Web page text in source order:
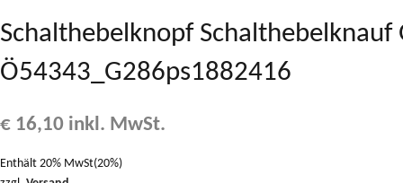
Schalthebelknopf
Ö54343_G286ps1882416
€ 16,10 inkl. MwSt.
Enthält 20% MwSt(20%)